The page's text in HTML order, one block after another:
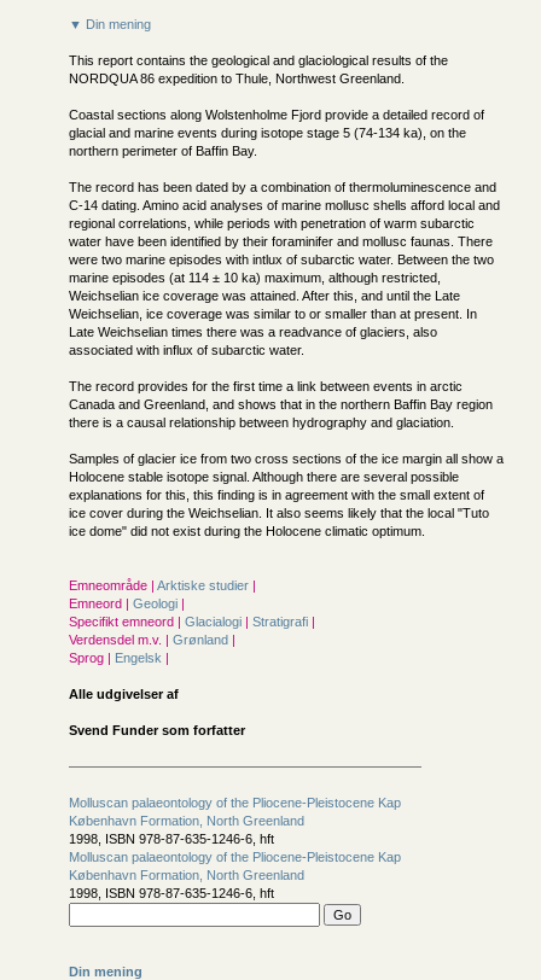
▼ Din mening
This report contains the geological and glaciological results of the
NORDQUA 86 expedition to Thule, Northwest Greenland.
Coastal sections along Wolstenholme Fjord provide a detailed record of
glacial and marine events during isotope stage 5 (74-134 ka), on the
northern perimeter of Baffin Bay.
The record has been dated by a combination of thermoluminescence and
C-14 dating. Amino acid analyses of marine mollusc shells afford local and
regional correlations, while periods with penetration of warm subarctic
water have been identified by their foraminifer and mollusc faunas. There
were two marine episodes with intlux of subarctic water. Between the two
marine episodes (at 114 ± 10 ka) maximum, although restricted,
Weichselian ice coverage was attained. After this, and until the Late
Weichselian, ice coverage was similar to or smaller than at present. In
Late Weichselian times there was a readvance of glaciers, also
associated with influx of subarctic water.
The record provides for the first time a link between events in arctic
Canada and Greenland, and shows that in the northern Baffin Bay region
there is a causal relationship between hydrography and glaciation.
Samples of glacier ice from two cross sections of the ice margin all show a
Holocene stable isotope signal. Although there are several possible
explanations for this, this finding is in agreement with the small extent of
ice cover during the Weichselian. It also seems likely that the local "Tuto
ice dome" did not exist during the Holocene climatic optimum.
Emneområde | Arktiske studier |
Emneord | Geologi |
Specifikt emneord | Glacialogi | Stratigrafi |
Verdensdel m.v. | Grønland |
Sprog | Engelsk |
Alle udgivelser af
Svend Funder som forfatter
Molluscan palaeontology of the Pliocene-Pleistocene Kap
København Formation, North Greenland
1998, ISBN 978-87-635-1246-6, hft
Molluscan palaeontology of the Pliocene-Pleistocene Kap
København Formation, North Greenland
1998, ISBN 978-87-635-1246-6, hft
Din mening